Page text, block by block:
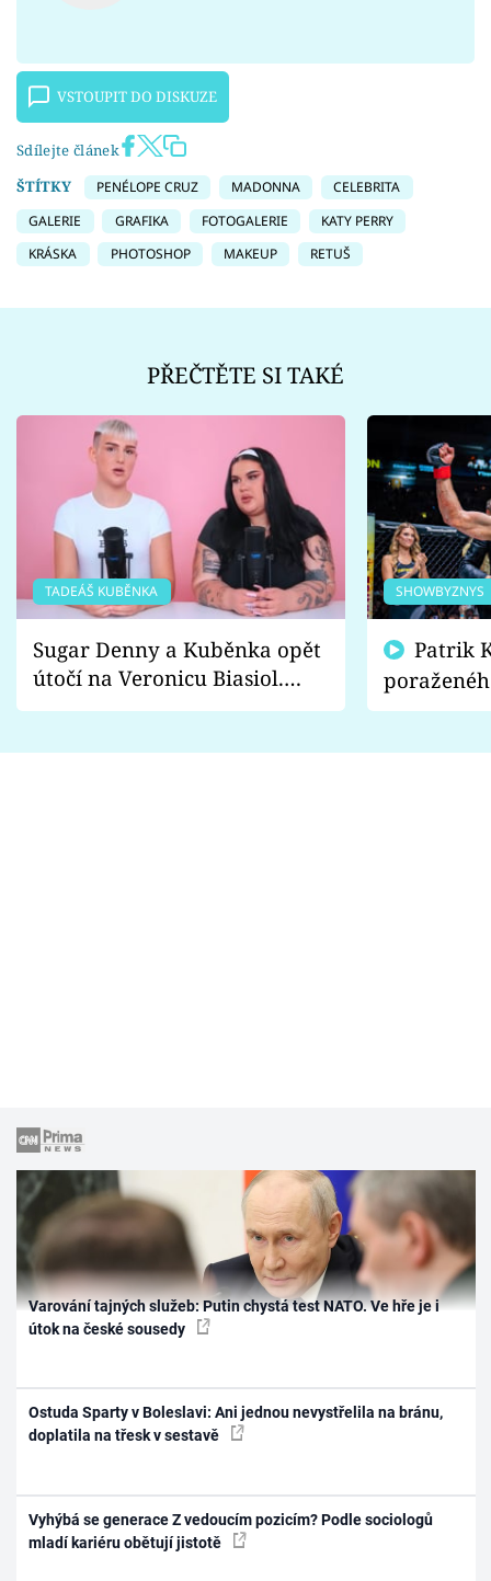
VSTOUPIT DO DISKUZE
Sdílejte článek
ŠTÍTKY
PENÉLOPE CRUZ MADONNA
CELEBRITA
GALERIE
GRAFIKA FOTOGALERIE
KATY PERRY
KRÁSKA
PHOTOSHOP MAKEUP RETUŠ
PŘEČTĚTE SI TAKÉ
TADEÁŠ KUBĚNKA
Sugar Denny a Kuběnka opět
útočí na Veronicu Biasiol.
Proč je podle nich falešná a
SHOWBYZNYS
fanoušci
Varování tajných služeb: Putin chystá test NATO. Ve hře je i
útok na české sousedy
Ostuda Sparty v Boleslavi: Ani jednou nevystřelila na bránu,
doplatila na třesk v sestavě
Vyhýbá se generace Z vedoucím pozicím? Podle sociologů
mladí kariéru obětují jistotě